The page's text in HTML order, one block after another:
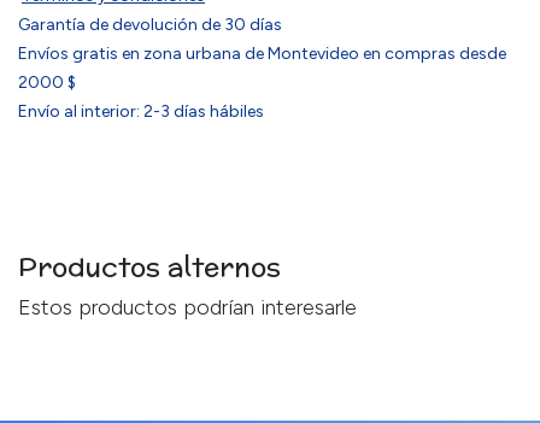
Garantía de devolución de 30 días
Envíos gratis en zona urbana de Montevideo en compras desde
2000 $
Envío al interior: 2-3 días hábiles
Productos alternos
Estos productos podrían interesarle